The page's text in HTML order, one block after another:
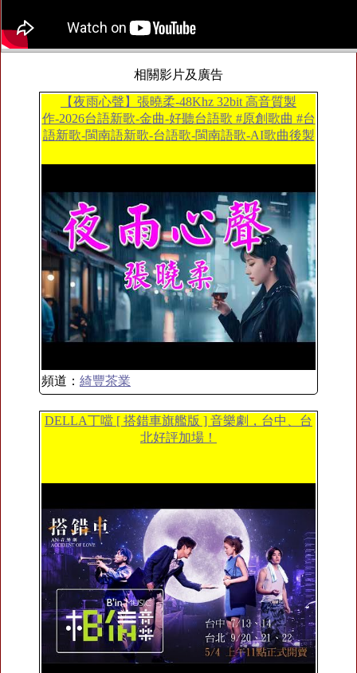
相關影片及廣告
【夜雨心聲】張曉柔-48Khz 32bit 高音質製
作-2026台語新歌-金曲-好聽台語歌 #原創歌曲 #台
語新歌-閩南語新歌-台語歌-閩南語歌-AI歌曲後製
頻道： 綺豐茶業
DELLA丁噹 [ 搭錯車旗艦版 ] 音樂劇，台中、台
北好評加場！